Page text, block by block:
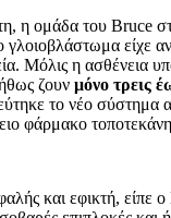
η ομάδα του Bruce
γλοιοβλάστωμα είχε
Μόλις η ασθένεια
ζουν μόνο τρεις
το νέο σύστημα
φάρμακο
και εφικτή, είπε